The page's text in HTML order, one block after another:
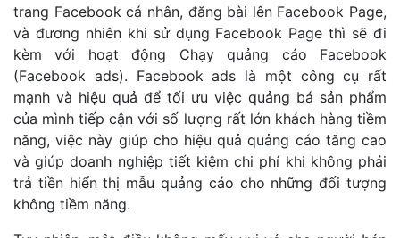
trang Facebook cá nhân, đăng bài lên Facebook Page,
và đương nhiên khi sử dụng Facebook Page thì sẽ đi
kèm với hoạt động Chạy quảng cáo Facebook
(Facebook ads). Facebook ads là một công cụ rất
mạnh và hiệu quả để tối ưu việc quảng bá sản phẩm
của mình tiếp cận với số lượng rất lớn khách hàng tiềm
năng, việc này giúp cho hiệu quả quảng cáo tăng cao
và giúp doanh nghiệp tiết kiệm chi phí khi không phải
trả tiền hiển thị mẫu quảng cáo cho những đối tượng
không tiềm năng.